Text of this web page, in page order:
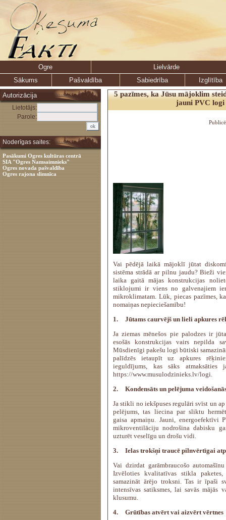
Ogre
Lielvārde
Sākums
Pašvaldība Sabiedrība
Izglītība
Autorizācija
Lietotājs:
Parole:
Noderīgas saites:
Pasākumi Ogres kultūras centrā
SIA "Ogres Namsaimnieks"
Ogres novada pašvaldība
Ogres rajona slimnīca
5 pazīmes, ka Jūsu mājoklim
jauni PVC logi
Vai pēdējā laikā mājoklī jūtat
sistēma strādā ar pilnu jaudu? Bieži
laika gaitā mājas konstrukcijas
stiklojumi ir viens no galvenajiem
mikroklimatam. Lūk, piecas pazīmes,
nomaiņas nepieciešamību!
1.
Jūtams caurvējš un lieli apkures
Ja ziemas mēnešos pie palodzes ir
esošās konstrukcijas vairs nepilda
Mūsdienīgi pakešu logi būtiski
palīdzēs ietaupīt uz apkures
ieguldījums, kas sāks
https://www.musulodzinieks.lv/logi.
2.
Kondensāts un pelējuma
Ja stikli no iekšpuses regulāri svīst un
pelējums, tas liecina par sliktu
gaisa apmaiņu. Jauni, energoefektīvi
mikroventilāciju nodrošina dabisku
uzturēt veselīgu un drošu vidi.
3.
Ielas trokšņi traucē pilnvērtīgai
Vai dzirdat garāmbraucošo
Izvēloties kvalitatīvas stikla paketes,
samazināt ārējo troksni. Tas ir īpaši
intensīvas satiksmes, lai savās mājās
klusumu.
4.
Grūtības atvērt vai aizvērt vērtnes